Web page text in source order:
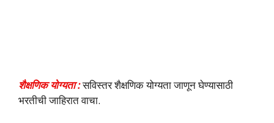
शैक्षणिक योग्यता :सविस्तर शैक्षणिक योग्यता जाणून घेण्यासाठी
भरतीची जाहिरात वाचा.